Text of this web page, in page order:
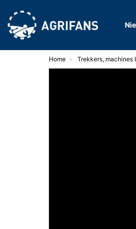
You are here:
Home Trekkers, machines